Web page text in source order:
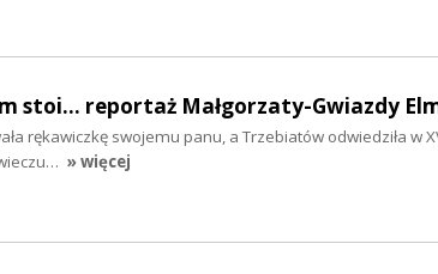
stoi... reportaż Małgorzaty-Gwiazdy
rękawiczkę swojemu panu, a Trzebiatów odwiedziła w
» więcej